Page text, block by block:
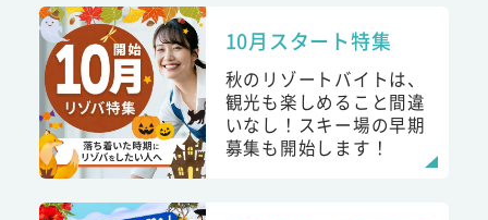
10月スタート特集
秋のリゾートバイトは、
観光も楽しめること間違
いなし！スキー場の早期
募集も開始します！